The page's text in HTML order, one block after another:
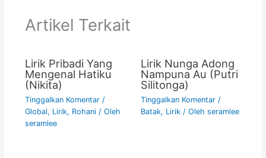
o
p
p k
Artikel Terkait
Lirik Pribadi Yang
Mengenal Hatiku
(Nikita)
Tinggalkan Komentar /
Global, Lirik, Rohani/ Oleh
seramlee
Lirik Nunga Adong
Nampuna Au (Putri
Silitonga)
Tinggalkan Komentar /
Batak, Lirik/ Oleh seramlee